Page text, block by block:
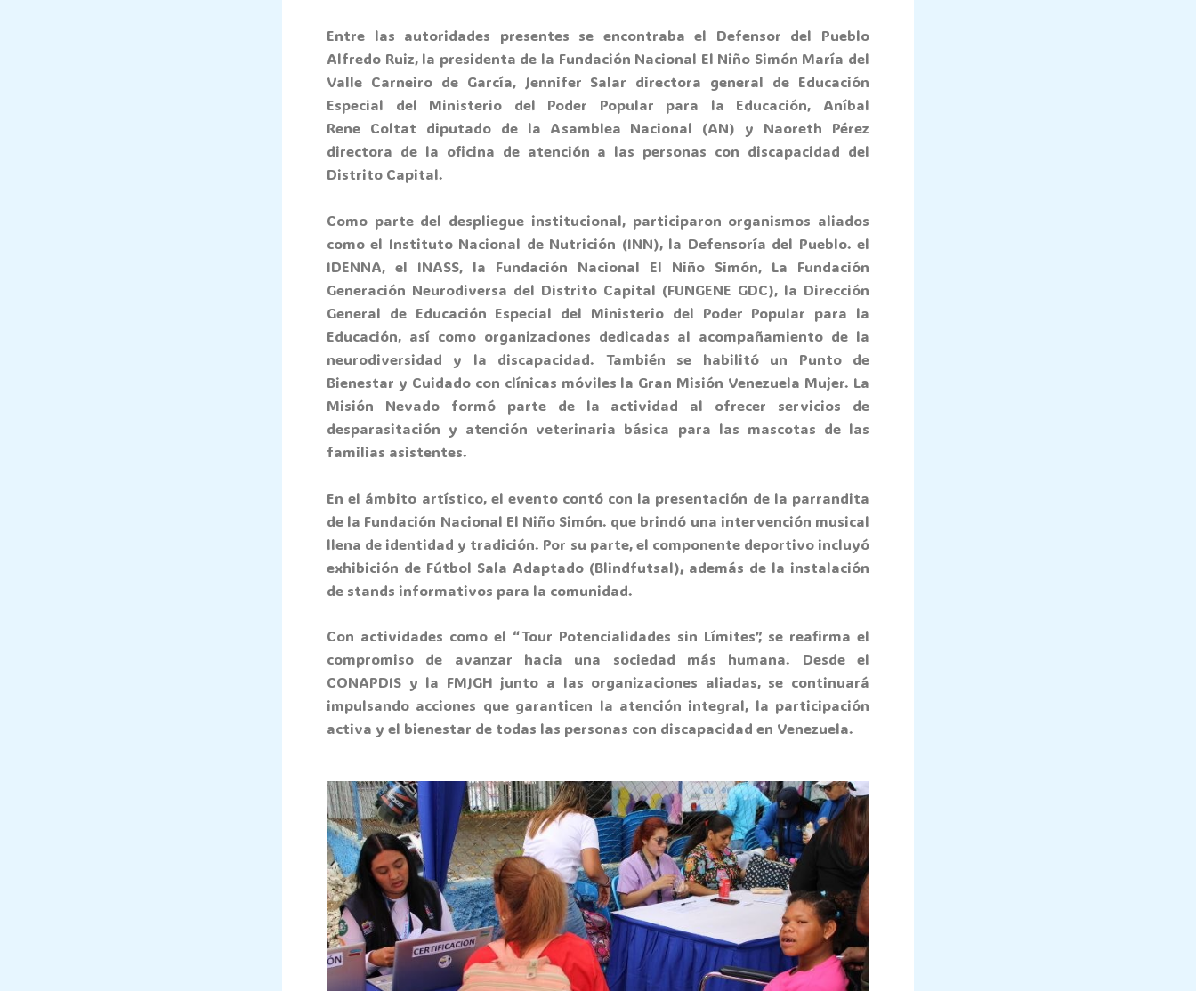
Entre las autoridades presentes se encontraba el Defensor del Pueblo
Alfredo Ruiz, la presidenta de la Fundación Nacional El Niño Simón María del
Valle Carneiro de García, Jennifer Salar directora general de Educación
Especial del Ministerio del Poder Popular para la Educación, Aníbal
Rene Coltat diputado de la Asamblea Nacional (AN) y Naoreth Pérez
directora de la oficina de atención a las personas con discapacidad del
Distrito Capital.
Como parte del despliegue institucional, participaron organismos aliados
como el Instituto Nacional de Nutrición (INN), la Defensoría del Pueblo. el
IDENNA, el INASS, la Fundación Nacional El Niño Simón, La Fundación
Generación Neurodiversa del Distrito Capital (FUNGENE GDC), la Dirección
General de Educación Especial del Ministerio del Poder Popular para la
Educación, así como organizaciones dedicadas al acompañamiento de la
neurodiversidad y la discapacidad. También se habilitó un Punto de
Bienestar y Cuidado con clínicas móviles la Gran Misión Venezuela Mujer. La
Misión Nevado formó parte de la actividad al ofrecer servicios de
desparasitación y atención veterinaria básica para las mascotas de las
familias asistentes.
En el ámbito artístico, el evento contó con la presentación de la parrandita
de la Fundación Nacional El Niño Simón. que brindó una intervención musical
llena de identidad y tradición. Por su parte, el componente deportivo incluyó
exhibición de Fútbol Sala Adaptado (Blindfutsal), además de la instalación
de stands informativos para la comunidad.
Con actividades como el “Tour Potencialidades sin Límites”, se reafirma el
compromiso de avanzar hacia una sociedad más humana. Desde el
CONAPDIS y la FMJGH junto a las organizaciones aliadas, se continuará
impulsando acciones que garanticen la atención integral, la participación
activa y el bienestar de todas las personas con discapacidad en Venezuela.